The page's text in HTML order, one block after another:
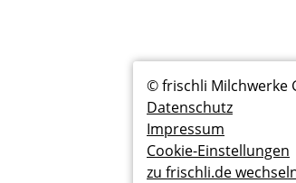
© frischli Milchwerke
Datenschutz
Impressum
Cookie-Einstellungen
zu frischli.de